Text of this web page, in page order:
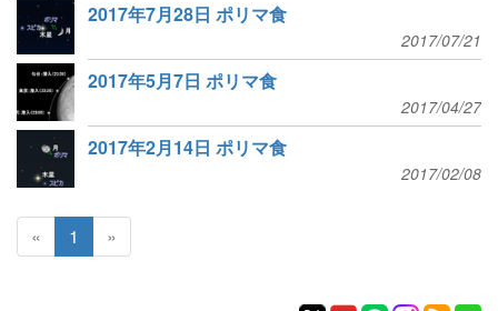
2017年7月28日 ポリマ食
2017/07/21
2017年5月7日 ポリマ食
2017/04/27
2017年2月14日 ポリマ食
2017/02/08
« 1 »